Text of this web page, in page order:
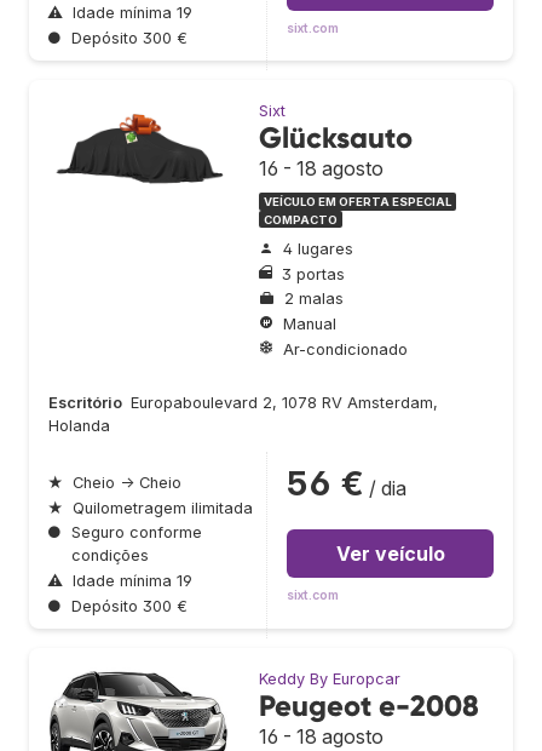
⚠ Idade mínima 19
● Depósito 300 €
sixt.com
Sixt
Glücksauto
16 - 18 agosto
VEÍCULO EM OFERTA ESPECIAL
COMPACTO
4 lugares
3 portas
2 malas
Manual
Ar-condicionado
Escritório Europaboulevard 2, 1078 RV Amsterdam,
Holanda
★ Cheio → Cheio
★ Quilometragem ilimitada
● Seguro conforme
condições
⚠ Idade mínima 19
● Depósito 300 €
56 € / dia
Ver veículo
sixt.com
Keddy By Europcar
Peugeot e-2008
16 - 18 agosto